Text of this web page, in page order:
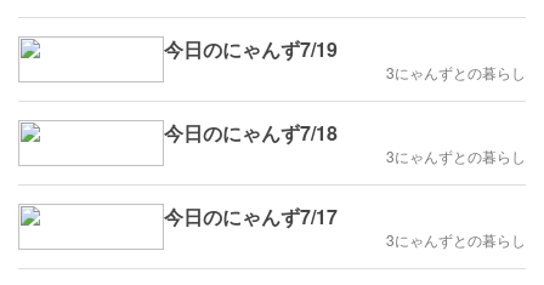
今日のにゃんず7/19
3にゃんずとの暮らし
今日のにゃんず7/18
3にゃんずとの暮らし
今日のにゃんず7/17
3にゃんずとの暮らし